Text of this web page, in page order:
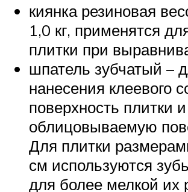
киянка резиновая
1,0 кг, применятся
плитки при
шпатель зубчатый –
нанесения клеевого
поверхность плитки и
облицовываемую
Для плитки
см используются
для более мелкой их